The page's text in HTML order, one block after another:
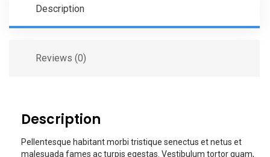
Description
Reviews (0)
Description
Pellentesque habitant morbi tristique senectus et netus et
malesuada fames ac turpis egestas. Vestibulum tortor quam,